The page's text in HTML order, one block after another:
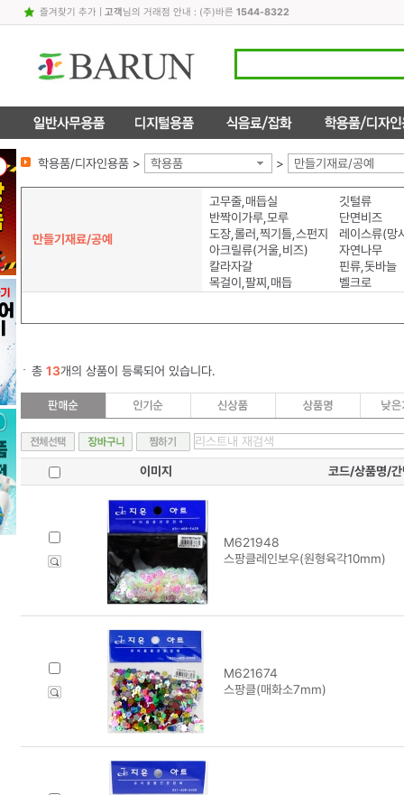
즐겨찾기 추가| 고객님의 거래점 안내 : (주)바른 1544-8322
학용품/디자인용품 > 학용품 > 만들기재료/공예
만들기재료/공예
고무줄,매듭실
깃털류
반짝이가루,모루
단면비즈
도장,롤러,찍기틀,스펀지
레이스류(망
아크릴류(거울,비즈)
자연나무
칼라자갈
핀류,돗바늘
목걸이,팔찌,매듭
벨크로
총 13개의 상품이 등록되어 있습니다.
이미지 코드/상품명/간
M621948
스팡클레인보우(원형육각10mm)
M621674
스팡클(매화소7mm)